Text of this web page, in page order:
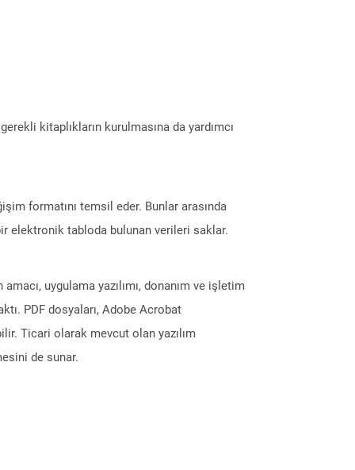
kitaplıkların kurulmasına da yardımcı
formatını temsil eder. Bunlar arasında
elektronik tabloda bulunan verileri saklar.
uygulama yazılımı, donanım ve işletim
PDF dosyaları, Adobe Acrobat
Ticari olarak mevcut olan yazılım
de sunar.